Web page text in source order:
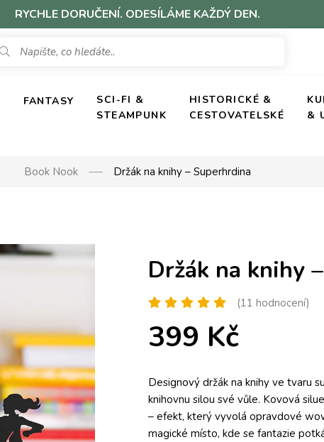
RYCHLE DORUČENÍ. ODESÍLÁME KAŽDÝ DEN.
FANTASY
SCI-FI &
STEAMPUNK
HISTORICKÉ &
CESTOVATELSKÉ
&
Book Nook Držák na knihy – Superhrdina
Držák na knihy
(11 hodnocení)
399 Kč
Designový držák na knihy ve tvaru
knihovnu silou své vůle. Kovová
– efekt, který vyvolá opravdové
magické místo, kde se fantazie